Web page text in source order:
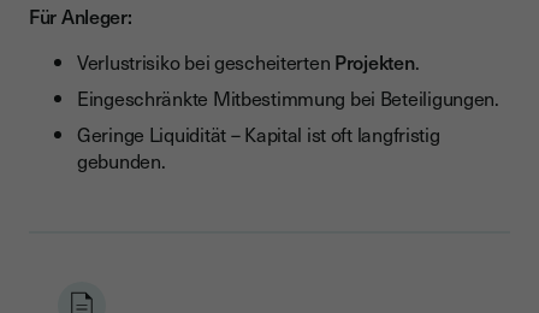
Für Anleger:
Verlustrisiko bei gescheiterten Projekten.
Eingeschränkte Mitbestimmung bei Beteiligungen.
Geringe Liquidität – Kapital ist oft langfristig
gebunden.